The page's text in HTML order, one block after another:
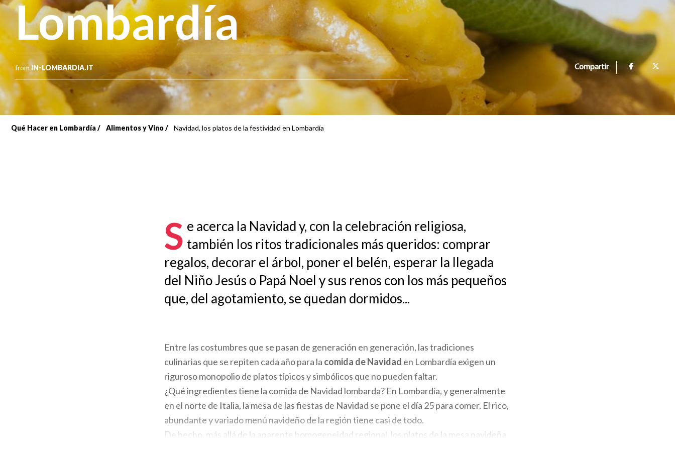
Lombardía
fromIN-LOMBARDIA.IT Compartir
Sobrescribir
Qué Hacer en Lombardía Alimentos y Vino Navidad, los platos de la festividad en Lombardía
S e acerca la Navidad y, con la celebración religiosa,
también los ritos tradicionales más queridos: comprar
regalos, decorar el árbol, poner el belén, esperar la llegada
del Niño Jesús o Papá Noel y sus renos con los más pequeños
que, del agotamiento, se quedan dormidos...
Entre las costumbres que se pasan de generación en generación, las tradiciones
culinarias que se repiten cada año para la comida de Navidad en Lombardía exigen un
riguroso monopolio de platos típicos y simbólicos que no pueden faltar.
¿Qué ingredientes tiene la comida de Navidad lombarda? En Lombardía, y generalmente
en el norte de Italia, la mesa de las fiestas de Navidad se pone el día 25 para comer. El rico,
abundante y variado menú navideño de la región tiene casi de todo.
De hecho, más allá de la aparente homogeneidad regional, los platos de la mesa navideña